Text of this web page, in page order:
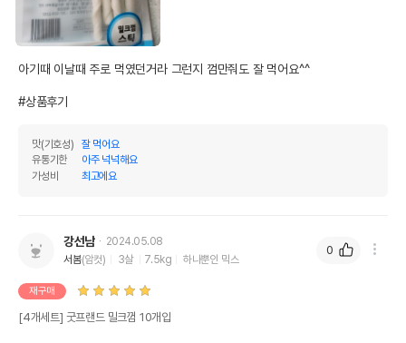
조단백질 85% 96.59%
조지방
조섬유질
아기때 이날때 주로 먹였던거라 그런지 껌만줘도 잘 먹어요^^
#상품후기
맛(기호성)
잘 먹어요
유통기한
아주 넉넉해요
가성비
최고에요
강선남
2024.05.08
서봄(암컷) 3살 7.5kg 하나뿐인 믹스
재구매
[4개세트] 굿프랜드 밀크껌 10개입
0